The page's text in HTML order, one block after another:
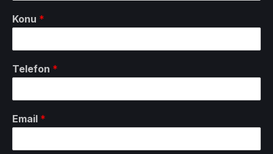
Konu *
Telefon *
Email *